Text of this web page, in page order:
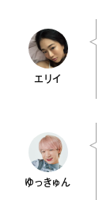
エリイ
ゆっきゅん